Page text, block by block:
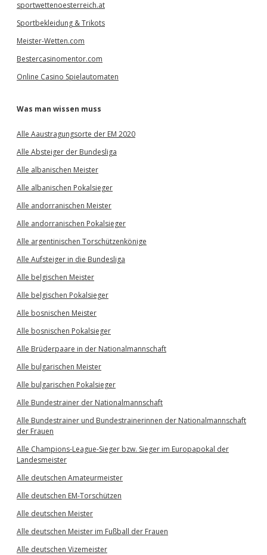
sportwettenoesterreich.at
Sportbekleidung & Trikots
Meister-Wetten.com
Bestercasinomentor.com
Online Casino Spielautomaten
Was man wissen muss
Alle Aaustragungsorte der EM 2020
Alle Absteiger der Bundesliga
Alle albanischen Meister
Alle albanischen Pokalsieger
Alle andorranischen Meister
Alle andorranischen Pokalsieger
Alle argentinischen Torschützenkönige
Alle Aufsteiger in die Bundesliga
Alle belgischen Meister
Alle belgischen Pokalsieger
Alle bosnischen Meister
Alle bosnischen Pokalsieger
Alle Brüderpaare in der Nationalmannschaft
Alle bulgarischen Meister
Alle bulgarischen Pokalsieger
Alle Bundestrainer der Nationalmannschaft
Alle Bundestrainer und Bundestrainerinnen der Nationalmannschaft
der Frauen
Alle Champions-League-Sieger bzw. Sieger im Europapokal der
Landesmeister
Alle deutschen Amateurmeister
Alle deutschen EM-Torschützen
Alle deutschen Meister
Alle deutschen Meister im Fußball der Frauen
Alle deutschen Vizemeister